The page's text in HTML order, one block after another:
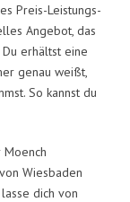
Preis-Leistungs-
Angebot, das
erhältst eine
genau weißt,
So kannst du
Wiesbaden
dich von